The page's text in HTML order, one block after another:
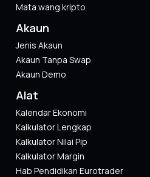
Mata wang kripto
Akaun
Jenis Akaun
Akaun Tanpa Swap
Akaun Demo
Alat
Kalendar Ekonomi
Kalkulator Lengkap
Kalkulator Nilai Pip
Kalkulator Margin
Hab Pendidikan Eurotrader